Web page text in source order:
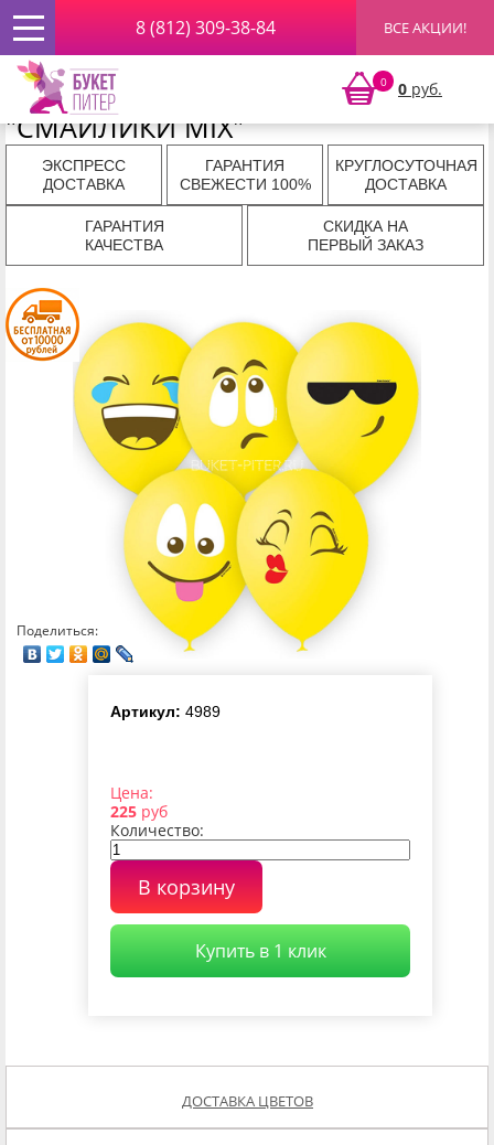
ВСЕ АКЦИИ!
8 (812) 309-38-84
0 0 руб.
Главная Подарки Подарки
» Гелиевый
Латексный Шар "СМАЙЛИКИ MIX"
Гелиевый Латексный Шар
"СМАЙЛИКИ MIX"
ЭКСПРЕСС
ДОСТАВКА
ГАРАНТИЯ
СВЕЖЕСТИ 100%
КРУГЛОСУТОЧНАЯ
ДОСТАВКА
ГАРАНТИЯ
КАЧЕСТВА
СКИДКА НА
ПЕРВЫЙ ЗАКАЗ
Поделиться:
Цена:
225 руб
Количество:
В корзину
Купить в 1 клик
Артикул: 4989
ДОСТАВКА ЦВЕТОВ